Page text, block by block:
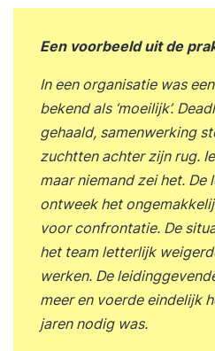
communicatietrainingen
Persoonlijke
training ga je terug naar
maken en helder
en snelheid van onze
jij je meer uit durven
Minder vanuit aannames
nieuwsgierig en minder
luisteren? Moeiteloos
Goede
interactie zijn onmisbaar
voortdurend schakelen
mails en berichten. In deze
Een voorbeeld uit de
In een organisatie was
bekend als ‘moeilijk’.
gehaald, samenwerking
zuchtten achter zijn rug.
maar niemand zei het. De
ontweek het
voor confrontatie. De
het team letterlijk
werken. De
meer en voerde eindelijk
jaren nodig was.